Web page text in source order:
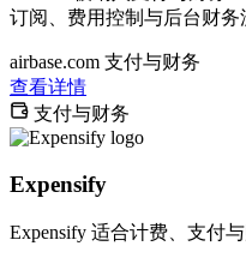
订阅、费用控制与后台财务
airbase.com 支付与财务
查看详情
支付与财务
Expensify
Expensify 适合计费、支付与